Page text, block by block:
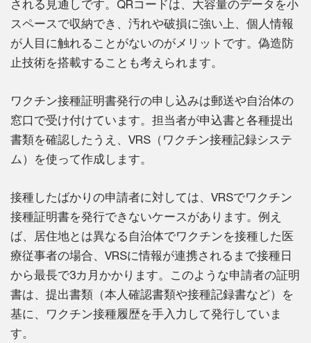
される見通しです。QRコードは、大容量のデータを小
スペースで収納でき、汚れや破損に強い上、個人情報
が人目に触れることがないのがメリットです。偽造防
止技術を搭載することも考えられます。
ワクチン接種証明書発行の申し込みは郵送や自治体の
窓口で受け付けています。担当者が申込書と各種提出
書類を確認したうえ、VRS（ワクチン接種記録システ
ム）を使って作成します。
接種したばかりの申請者に対しては、VRSでワクチン
接種証明書を発行できないケースがあります。例え
ば、居住地とは異なる自治体でワクチンを接種した医
療従事者の場合、VRSに情報が連携されるまで接種日
から最長で3カ月かかります。このような申請者の証明
書は、提出書類（本人確認書類や接種記録書など）を
基に、ワクチン接種履歴を手入力して発行していま
す。